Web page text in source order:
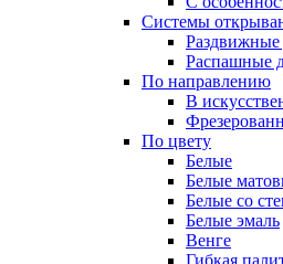
Системы
Раздвижные
Распашные
По направлению
В
По цвету
Белые
Белые
Белые со
Белые эмаль
Венге
Гибкая